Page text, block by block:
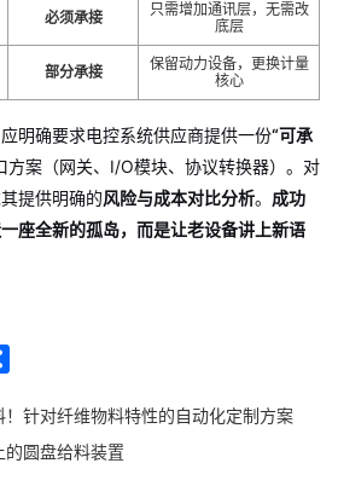
必须承接
只需增加通讯层，无需改
底层
部分承接
保留动力设备，更换计量
核心
明确要求电控系统供应商提供一份“可承
方案（网关、I/O模块、协议转换器）。对
提供明确的风险与成本对比分析。 成功
座全新的孤岛，而是让老设备讲上新语
！针对纤维物料特性的自动化定制方案
的圆盘给料装置